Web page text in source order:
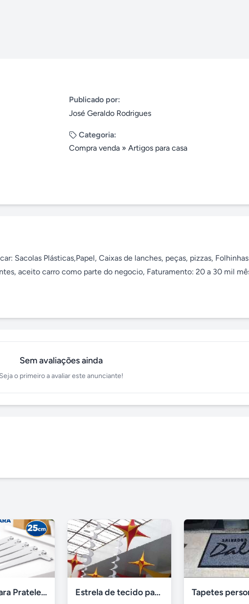
Publicado por:
José Geraldo Rodrigues
Categoria:
Compra venda » Artigos para casa
Sacolas Plásticas,Papel, Caixas de lanches, peças, pizzas, Folhinhas
aceito carro como parte do negocio, Faturamento: 20 a 30 mil
Sem avaliações ainda
Seja o primeiro a avaliar este anunciante!
Suporte para Prateleira Fico 25cm Branco Aço – Novo Estrela de tecido para decoração